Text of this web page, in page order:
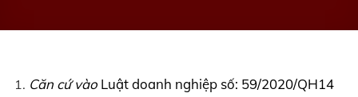
Căn cứ vào Luật doanh nghiệp số: 59/2020/QH14